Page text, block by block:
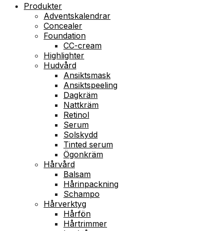
Produkter
Adventskalendrar
Concealer
Foundation
CC-cream
Highlighter
Hudvård
Ansiktsmask
Ansiktspeeling
Dagkräm
Nattkräm
Retinol
Serum
Solskydd
Tinted serum
Ögonkräm
Hårvård
Balsam
Hårinpackning
Schampo
Hårverktyg
Hårfön
Hårtrimmer